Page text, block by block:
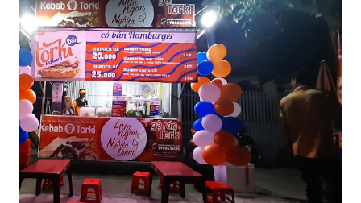
ăn đang "lên ngôi" trên thị trường Việt Nam Tầm quan trọng
của việc lựa chọn địa điểm kinh doanh bánh mì kebab Khi
quyết định kinh doanh bánh mì kebab thì một trong những
việc đầu tiên mà bạn bắt buộc phải thực hiện đó là lựa chọn
địa điểm kinh doanh cho phù hợp. Trong lĩnh vực kinh
doanh ẩm thực nói chung và kinh doanh thức ăn đường phố
nói riêng, địa điểm kinh doanh đóng vai trò vô cùng quan
trọng và sẽ quyết định doanh thu và phân khúc khách hàng
của bạn. The...